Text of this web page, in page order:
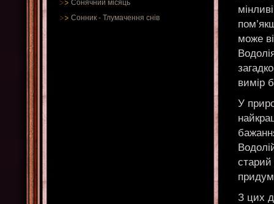
Сонячний місяць
Сонник - Тлумачення снів
може
вимір
У
старий
З цих